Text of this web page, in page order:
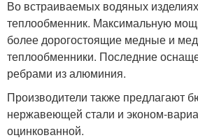
Во встраиваемых водяных
теплообменник. Максимальную
более дорогостоящие медные и
теплообменники. Последние
ребрами из алюминия.
Производители также предлагают
нержавеющей стали и эконом-
оцинкованной.